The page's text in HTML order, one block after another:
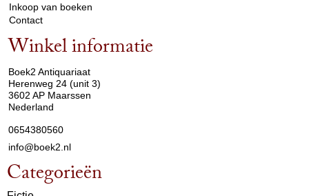
Inkoop van boeken
Contact
Winkel informatie
Boek2 Antiquariaat
Herenweg 24 (unit 3)
3602 AP Maarssen
Nederland
0654380560
info@boek2.nl
Categorieën